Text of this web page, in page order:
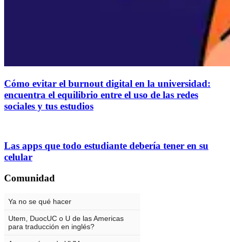
Cómo evitar el burnout digital en la universidad:
encuentra el equilibrio entre el uso de las redes
sociales y tus estudios
Las apps que todo estudiante debería tener en su
celular
Comunidad